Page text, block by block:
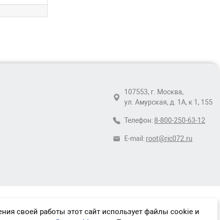
107553, г. Москва,
ул. Амурская, д. 1А, к 1, 155
Телефон: 8-800-250-63-12
E-mail: root@ric072.ru
своей работы этот сайт использует файлы cookie и